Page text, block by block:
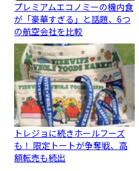
プレミアムエコノミーの機内食
が「豪華すぎる」と話題、6つ
の航空会社を比較
トレジョに続きホールフーズ
も！ 限定トートが争奪戦、高
額転売も続出